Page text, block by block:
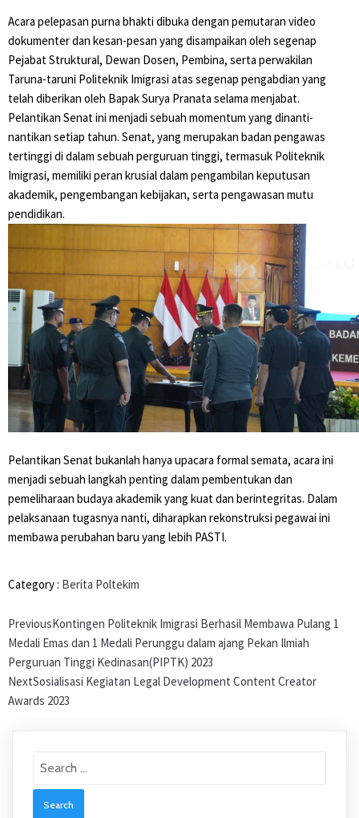
Acara pelepasan purna bhakti dibuka dengan pemutaran video
dokumenter dan kesan-pesan yang disampaikan oleh segenap
Pejabat Struktural, Dewan Dosen, Pembina, serta perwakilan
Taruna-taruni Politeknik Imigrasi atas segenap pengabdian yang
telah diberikan oleh Bapak Surya Pranata selama menjabat.
Pelantikan Senat ini menjadi sebuah momentum yang dinanti-
nantikan setiap tahun. Senat, yang merupakan badan pengawas
tertinggi di dalam sebuah perguruan tinggi, termasuk Politeknik
Imigrasi, memiliki peran krusial dalam pengambilan keputusan
akademik, pengembangan kebijakan, serta pengawasan mutu
pendidikan.
Pelantikan Senat bukanlah hanya upacara formal semata, acara ini
menjadi sebuah langkah penting dalam pembentukan dan
pemeliharaan budaya akademik yang kuat dan berintegritas. Dalam
pelaksanaan tugasnya nanti, diharapkan rekonstruksi pegawai ini
membawa perubahan baru yang lebih PASTI.
Category : Berita Poltekim
PreviousKontingen Politeknik Imigrasi Berhasil Membawa Pulang 1
Medali Emas dan 1 Medali Perunggu dalam ajang Pekan Ilmiah
Perguruan Tinggi Kedinasan(PIPTK) 2023
NextSosialisasi Kegiatan Legal Development Content Creator
Awards 2023